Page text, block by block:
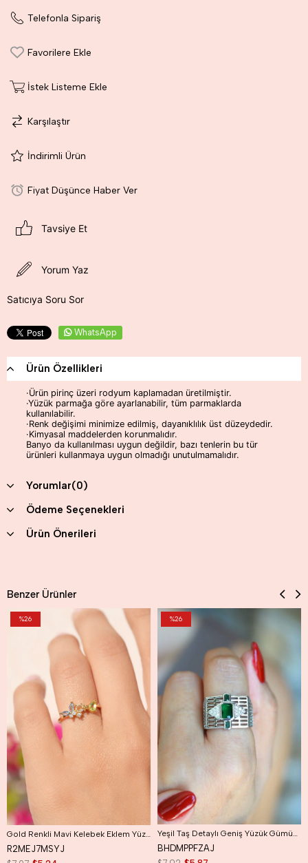
Telefonla Sipariş
Favorilere Ekle
İstek Listeme Ekle
Karşılaştır
İndirimli Ürün
Fiyat Düşünce Haber Ver
Tavsiye Et
Yorum Yaz
Satıcıya Soru Sor
WhatsApp
Ürün Özellikleri
·Ürün pirinç üzeri rodyum kaplamadan üretilmiştir.
·Yüzük parmağa göre ayarlanabilir, tüm parmaklarda
kullanılabilir.
·Renk değişimi minimize edilmiş, dayanıklılık üst düzeydedir.
·Kimyasal maddelerden korunmalıdır.
Banyo da kullanılması uygun değildir, bazı tenlerin bu tür
ürünleri kullanmaya uygun olmadığı unutulmamalıdır.
Yorumlar(0)
Ödeme Seçenekleri
Ürün Önerileri
Benzer Ürünler
Gold Renkli Mavi Kelebek Eklem Yüzüğü Mavi Kelebek Yüzük
R2MEJ7MSYJ
%26
BHDMPPFZAJ
%26